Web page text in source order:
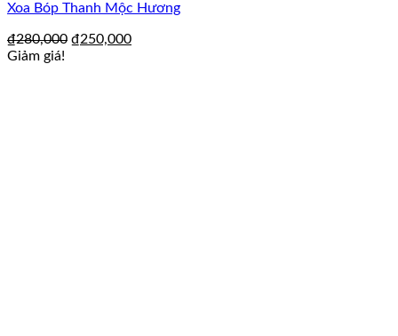
Xoa Bóp Thanh Mộc Hương
₫280,000 ₫250,000
Giảm giá!